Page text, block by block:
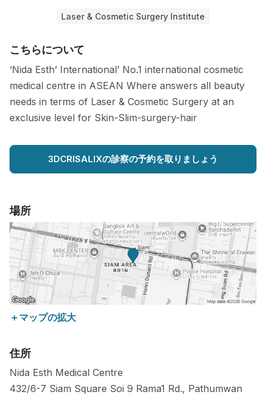
Laser & Cosmetic Surgery Institute
こちらについて
‘Nida Esth’ International’ No.1 international cosmetic
medical centre in ASEAN Where answers all beauty
needs in terms of Laser & Cosmetic Surgery at an
exclusive level for Skin-Slim-surgery-hair
3DCRISALIXの診察の予約を取りましょう
場所
＋マップの拡大
住所
Nida Esth Medical Centre
432/6-7 Siam Square Soi 9 Rama1 Rd., Pathumwan